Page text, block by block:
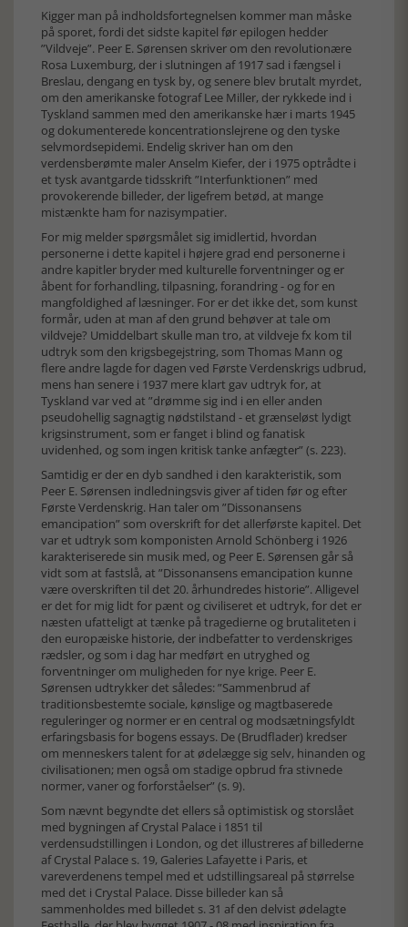
Kigger man på indholdsfortegnelsen kommer man måske
på sporet, fordi det sidste kapitel før epilogen hedder
”Vildveje”. Peer E. Sørensen skriver om den revolutionære
Rosa Luxemburg, der i slutningen af 1917 sad i fængsel i
Breslau, dengang en tysk by, og senere blev brutalt myrdet,
om den amerikanske fotograf Lee Miller, der rykkede ind i
Tyskland sammen med den amerikanske hær i marts 1945
og dokumenterede koncentrationslejrene og den tyske
selvmordsepidemi. Endelig skriver han om den
verdensberømte maler Anselm Kiefer, der i 1975 optrådte i
et tysk avantgarde tidsskrift ”Interfunktionen” med
provokerende billeder, der ligefrem betød, at mange
mistænkte ham for nazisympatier.
For mig melder spørgsmålet sig imidlertid, hvordan
personerne i dette kapitel i højere grad end personerne i
andre kapitler bryder med kulturelle forventninger og er
åbent for forhandling, tilpasning, forandring - og for en
mangfoldighed af læsninger. For er det ikke det, som kunst
formår, uden at man af den grund behøver at tale om
vildveje? Umiddelbart skulle man tro, at vildveje fx kom til
udtryk som den krigsbegejstring, som Thomas Mann og
flere andre lagde for dagen ved Første Verdenskrigs udbrud,
mens han senere i 1937 mere klart gav udtryk for, at
Tyskland var ved at ”drømme sig ind i en eller anden
pseudohellig sagnagtig nødstilstand - et grænseløst lydigt
krigsinstrument, som er fanget i blind og fanatisk
uvidenhed, og som ingen kritisk tanke anfægter” (s. 223).
Samtidig er der en dyb sandhed i den karakteristik, som
Peer E. Sørensen indledningsvis giver af tiden før og efter
Første Verdenskrig. Han taler om ”Dissonansens
emancipation” som overskrift for det allerførste kapitel. Det
var et udtryk som komponisten Arnold Schönberg i 1926
karakteriserede sin musik med, og Peer E. Sørensen går så
vidt som at fastslå, at ”Dissonansens emancipation kunne
være overskriften til det 20. århundredes historie”. Alligevel
er det for mig lidt for pænt og civiliseret et udtryk, for det er
næsten ufatteligt at tænke på tragedierne og brutaliteten i
den europæiske historie, der indbefatter to verdenskriges
rædsler, og som i dag har medført en utryghed og
forventninger om muligheden for nye krige. Peer E.
Sørensen udtrykker det således: ”Sammenbrud af
traditionsbestemte sociale, kønslige og magtbaserede
reguleringer og normer er en central og modsætningsfyldt
erfaringsbasis for bogens essays. De (Brudflader) kredser
om menneskers talent for at ødelægge sig selv, hinanden og
civilisationen; men også om stadige opbrud fra stivnede
normer, vaner og forforståelser” (s. 9).
Som nævnt begyndte det ellers så optimistisk og storslået
med bygningen af Crystal Palace i 1851 til
verdensudstillingen i London, og det illustreres af billederne
af Crystal Palace s. 19, Galeries Lafayette i Paris, et
vareverdenens tempel med et udstillingsareal på størrelse
med det i Crystal Palace. Disse billeder kan så
sammenholdes med billedet s. 31 af den delvist ødelagte